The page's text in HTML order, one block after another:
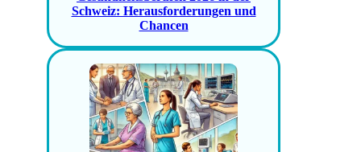
Schweiz: Herausforderungen und
Chancen